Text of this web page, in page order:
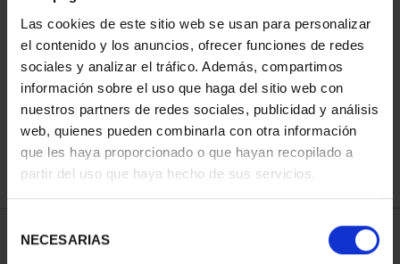
Las cookies de este sitio web se usan para personalizar
el contenido y los anuncios, ofrecer funciones de redes
sociales y analizar el tráfico. Además, compartimos
información sobre el uso que haga del sitio web con
nuestros partners de redes sociales, publicidad y análisis
web, quienes pueden combinarla con otra información
que les haya proporcionado o que hayan recopilado a
partir del uso que haya hecho de sus servicios.
NECESARIAS
ORDENAR POR:
REFINAR
1 Productos encontrados